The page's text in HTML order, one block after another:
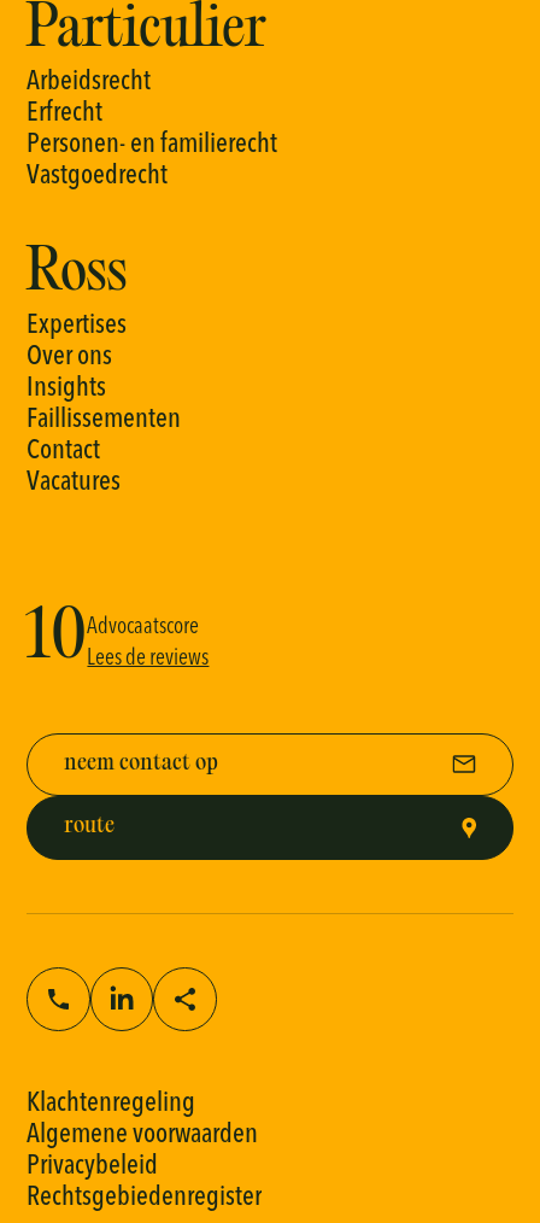
Particulier
Arbeidsrecht
Erfrecht
Personen-enfamilierecht
Vastgoedrecht
Ross
Expertises
Overons
Insights
Faillissementen
Contact
Vacatures
neem contact op
route
10Advocaatscore
Lees de reviews
Klachtenregeling
Algemenevoorwaarden
Privacybeleid
Rechtsgebiedenregister